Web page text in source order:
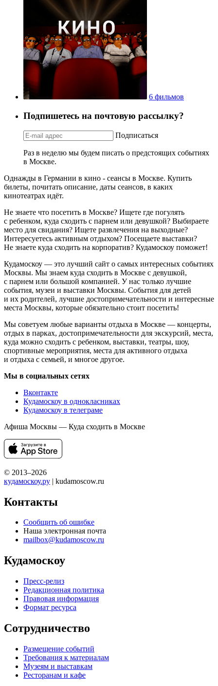
6 фильмов
Подпишетесь на почтовую рассылку?
Подписаться
Раз в неделю мы будем писать о предстоящих событиях
в Москве.
Однажды в Германии в кино - сеансы в Москве. Купить
билеты, почитать описание, даты сеансов, в каких
кинотеатрах идёт.
Не знаете что посетить в Москве? Ищете где погулять
с ребенком, куда сходить с парнем или девушкой? Выбираете
место для свидания? Ищете развлечения на выходные?
Интересуетесь активным отдыхом? Посещаете выставки?
Не знаете куда сходить на корпоратив? Кудамоскоу поможет!
Кудамоскоу — это лучший сайт о самых интересных событиях
Москвы. Мы знаем куда сходить в Москве с девушкой,
с парнем или большой компанией. У нас только лучшие
события, музеи и выставки Москвы. События для детей
и их родителей, лучшие достопримечательности и интересные
места Москвы, которые обязательно стоит посетить!
Мы советуем любые варианты отдыха в Москве — концерты,
отдых в парках, достопримечательности для экскурсий, места,
куда можно сходить с ребенком, выставки, театры, шоу,
спортивные мероприятия, места для активного отдыха
и отдыха с семьей, и многое другое.
Мы в социальных сетях
Вконтакте
Кудамоскоу в однокласниках
Кудамоскоу в телеграме
Афиша Москвы — Куда сходить в Москве
© 2013–2026
кудамоскоу.ру | kudamoscow.ru
Контакты
Сообщить об ошибке
Наша электронная почта
mailbox@kudamoscow.ru
Кудамоскоу
Пресс-релиз
Редакционная политика
Правовая информация
Формат ресурса
Сотрудничество
Размещение событий
Требования к материалам
Музеям и выставкам
Ресторанам и кафе